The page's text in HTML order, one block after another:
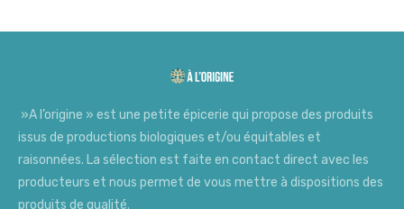
»A l’origine » est une petite épicerie qui propose des produits
issus de productions biologiques et/ou équitables et
raisonnées. La sélection est faite en contact direct avec les
producteurs et nous permet de vous mettre à dispositions des
produits de qualité.